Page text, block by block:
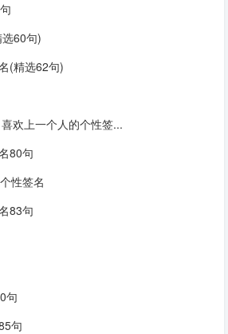
60句)
(精选62句)
欢上一个人的个性签...
80句
性签名
83句
句
句